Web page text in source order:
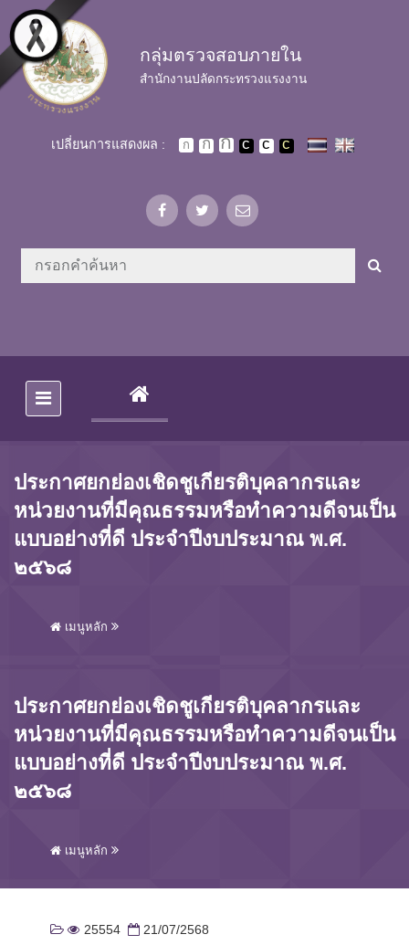
Skip to main content
กลุ่มตรวจสอบภายใน
สำนักงานปลัดกระทรวงแรงงาน
เปลี่ยนการแสดงผล :
(CURRENT)
ประกาศยกย่องเชิดชูเกียรติบุคลากรและ
หน่วยงานที่มีคุณธรรมหรือทำความดีจนเป็น
แบบอย่างที่ดี ประจำปีงบประมาณ พ.ศ.
๒๕๖๘
เมนูหลัก
ประกาศยกย่องเชิดชูเกียรติบุคลากรและ
หน่วยงานที่มีคุณธรรมหรือทำความดีจนเป็น
แบบอย่างที่ดี ประจำปีงบประมาณ พ.ศ.
๒๕๖๘
เมนูหลัก
25554 21/07/2568